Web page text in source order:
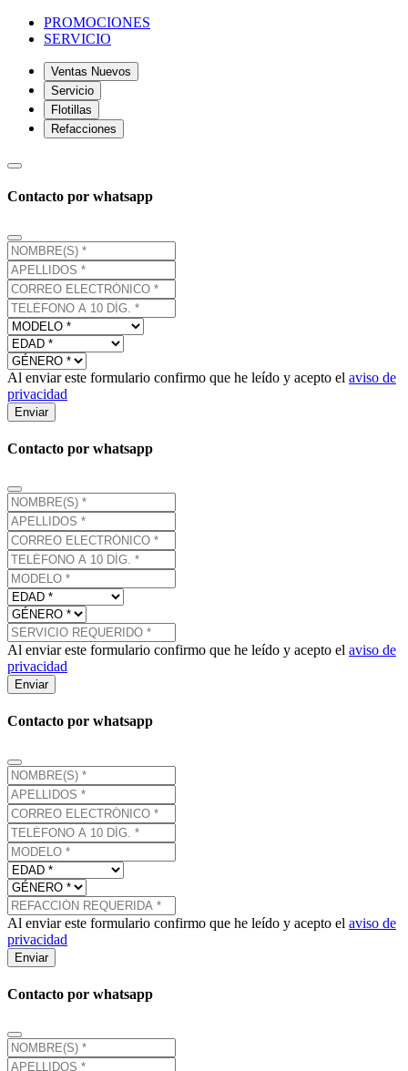
PROMOCIONES
SERVICIO
Ventas Nuevos
Servicio
Flotillas
Refacciones
Contacto por whatsapp
Al enviar este formulario confirmo que he leído y acepto el aviso de
privacidad
Enviar
Contacto por whatsapp
Al enviar este formulario confirmo que he leído y acepto el aviso de
privacidad
Enviar
Contacto por whatsapp
Al enviar este formulario confirmo que he leído y acepto el aviso de
privacidad
Enviar
Contacto por whatsapp